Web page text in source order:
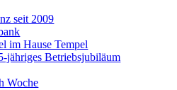
seit 2009
im Hause Tempel
jähriges Betriebsjubiläum
Woche